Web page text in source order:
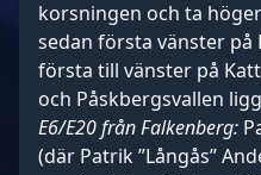
korsningen och ta
sedan första vänster på
första till vänster på
och Påskbergsvallen
E6/E20 från Falkenberg:
(där Patrik ”Långås”